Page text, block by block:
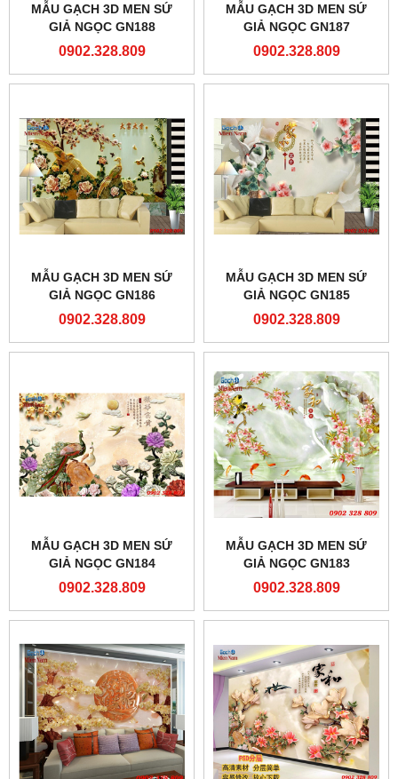
MẪU GẠCH 3D MEN SỨ
GIẢ NGỌC GN188
0902.328.809
MẪU GẠCH 3D MEN SỨ
GIẢ NGỌC GN187
0902.328.809
MẪU GẠCH 3D MEN SỨ
GIẢ NGỌC GN186
0902.328.809
MẪU GẠCH 3D MEN SỨ
GIẢ NGỌC GN185
0902.328.809
MẪU GẠCH 3D MEN SỨ
GIẢ NGỌC GN184
0902.328.809
MẪU GẠCH 3D MEN SỨ
GIẢ NGỌC GN183
0902.328.809